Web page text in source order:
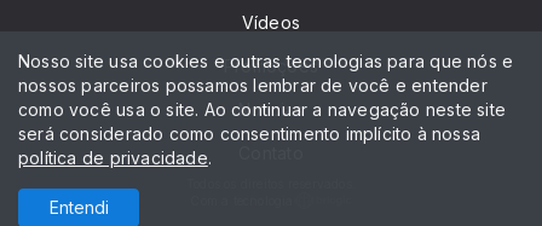
Vídeos
Promoções
Notícias
Nosso site usa cookies e outras tecnologias para que nós e
nossos parceiros possamos lembrar de você e entender
como você usa o site. Ao continuar a navegação neste site
será considerado como consentimento implícito à nossa
política de privacidade.
Entendi